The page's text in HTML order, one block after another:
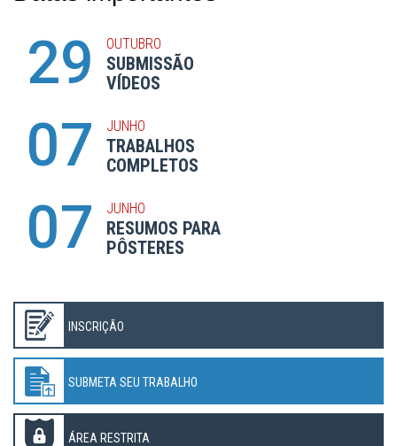
29 OUTUBRO
SUBMISSÃO
VÍDEOS
07 JUNHO
TRABALHOS
COMPLETOS
07 JUNHO
RESUMOS PARA
PÔSTERES
INSCRIÇÃO
SUBMETA SEU TRABALHO
ÁREA RESTRITA